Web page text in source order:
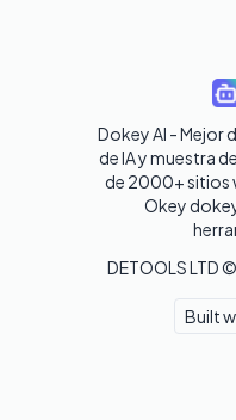
Dokey AI - Mejor
de IA y muestra
de 2000+ sitios
Okey
DETOOLS LTD ©
Built